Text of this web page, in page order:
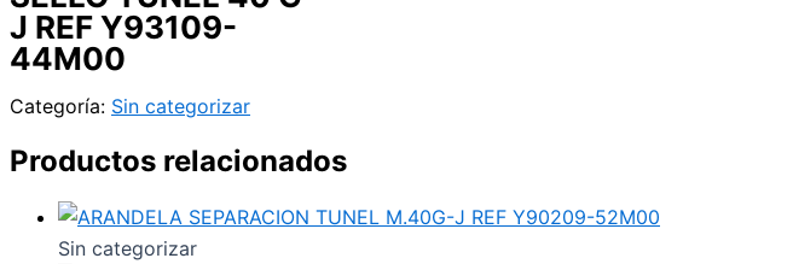
J REF Y93109-
44M00
Categoría: Sin categorizar
Productos relacionados
Sin categorizar